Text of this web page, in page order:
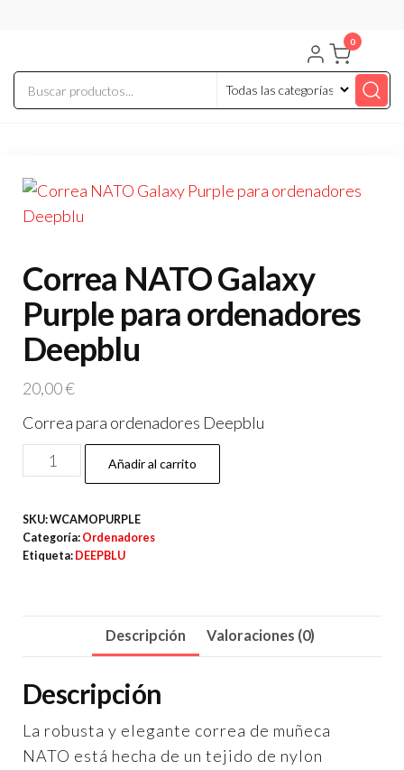
0
Correa NATO Galaxy
Purple para ordenadores
Deepblu
20,00€
Correa para ordenadores Deepblu
Correa
NATO
Purple
para
Añadir al carrito
SKU:WCAMOPURPLE
Categoría: Ordenadores
Etiqueta: DEEPBLU
Descripción Valoraciones (0)
Descripción
La robusta y elegante correa de muñeca
NATO está hecha de un tejido de nylon